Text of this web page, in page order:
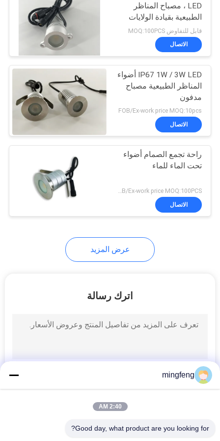
LED ، مصباح المناظر
الطبيعية بقيادة الولايات
المتحدة
قابل للتفاوض MOQ:100PCS
الاتصال
IP67 1W / 3W LED أضواء
المناظر الطبيعية مصباح
مدفون
FOB/Ex-work price MOQ:10pcs
الاتصال
راحة تجمع الصمام أضواء
تحت الماء للماء
FOB/Ex-work price MOQ:100PCS
الاتصال
عرض المزيد
اترك رسالة
فئات شعبية
mingfeng
2:40 AM
Good day, what product are you looking for?